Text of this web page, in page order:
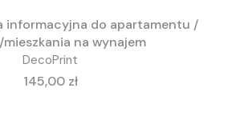
informacyjna do apartamentu /
na wynajem
DecoPrint
Cena
145,00 zł